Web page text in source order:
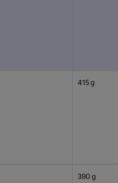
415 g
390 g